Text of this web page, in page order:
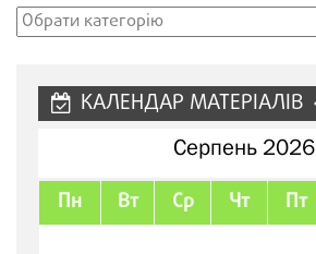
Рубрики
КАЛЕНДАР МАТЕРІАЛІВ
Серпень 2026
Пн Вт Ср Чт Пт